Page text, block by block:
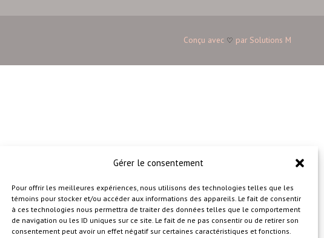
Gérer le consentement
Pour offrir les meilleures expériences, nous utilisons des technologies telles que les
témoins pour stocker et/ou accéder aux informations des appareils. Le fait de consentir
à ces technologies nous permettra de traiter des données telles que le comportement
de navigation ou les ID uniques sur ce site. Le fait de ne pas consentir ou de retirer son
consentement peut avoir un effet négatif sur certaines caractéristiques et fonctions.
Conçu avec ♡ par Solutions M